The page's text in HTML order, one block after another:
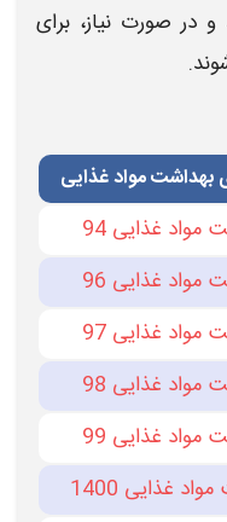
در صورت نیاز، برای
بهداشت مواد غذایی
غذایی 94
غذایی 96
غذایی 97
غذایی 98
غذایی 99
غذایی 1400